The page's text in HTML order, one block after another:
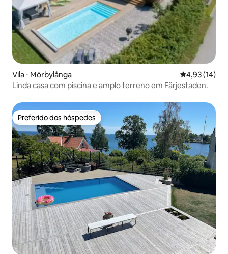
Vila ⋅ Mörbylånga 4,93 de uma
4,93 (14)
Linda casa com piscina e amplo terreno em Färjestaden.
Preferido dos hóspedes
Preferido dos hóspedes